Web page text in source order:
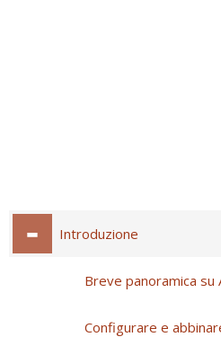
Introduzione
Breve panoramica su
Configurare e